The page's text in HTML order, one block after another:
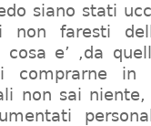
siano stati
non faresti
e’ ,da
comprarne in
non sai